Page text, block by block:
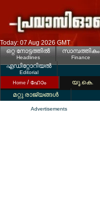
Today: 07 Aug 2026 GMT
ഒറ്റ നോട്ടത്തില്‍
Headlines
സാമ്പത്തികം
Finance
എഡിറ്റോറിയല്‍
Editorial
Home / ഹോം യൂ.കെ.
മറ്റു രാജ്യങ്ങള്‍
Advertisements